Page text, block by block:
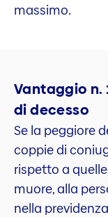
massimo.
Vantaggio n.
di decesso
Se la peggiore
coppie di
rispetto a
muore, alla
nella